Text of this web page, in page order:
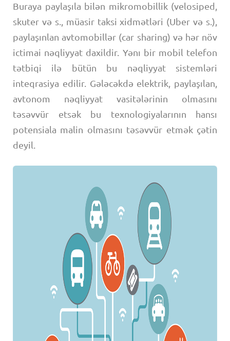
Buraya paylaşıla bilən mikromobillik (velosiped,
skuter və s., müasir taksi xidmətləri (Uber və s.),
paylaşınlan avtomobillər (car sharing) və hər növ
ictimai nəqliyyat daxildir. Yənı bir mobil telefon
tətbiqi ilə bütün bu nəqliyyat sistemləri
inteqrasiya edilir. Gələcəkdə elektrik, paylaşılan,
avtonom nəqliyyat vasitələrinin olmasını
təsəvvür etsək bu texnologiyalarının hansı
potensiala malin olmasını təsəvvür etmək çətin
deyil.